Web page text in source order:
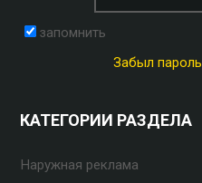
запомнить
Забыл пароль
КАТЕГОРИИ РАЗДЕЛА
Наружная реклама